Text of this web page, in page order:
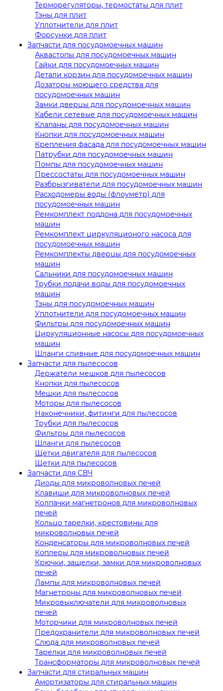
Терморегуляторы, термостаты для плит
Тэны для плит
Уплотнители для плит
Форсунки для плит
Запчасти для посудомоечных машин
Аквастопы для посудомоечных машин
Гайки для посудомоечных машин
Детали корзин для посудомоечных машин
Дозаторы моющего средства для
посудомоечных машин
Замки дверцы для посудомоечных машин
Кабели сетевые для посудомоечных машин
Клапаны для посудомоечных машин
Кнопки для посудомоечных машин
Крепления фасада для посудомоечных машин
Патрубки для посудомоечных машин
Помпы для посудомоечных машин
Прессостаты для посудомоечных машин
Разбрызгиватели для посудомоечных машин
Расходомеры воды (флоуметр) для
посудомоечных машин
Ремкомплект поддона для посудомоечных
машин
Ремкомплект циркуляционого насоса для
посудомоечных машин
Ремкомплекты дверцы для посудомоечных
машин
Сальники для посудомоечных машин
Трубки подачи воды для посудомоечных
машин
Тэны для посудомоечных машин
Уплотнители для посудомоечных машин
Фильтры для посудомоечных машин
Циркуляционные насосы для посудомоечных
машин
Шланги сливные для посудомоечных машин
Запчасти для пылесосов
Держатели мешков для пылесосов
Кнопки для пылесосов
Мешки для пылесосов
Моторы для пылесосов
Наконечники, фитинги для пылесосов
Трубки для пылесосов
Фильтры для пылесосов
Шланги для пылесосов
Щетки двигателя для пылесосов
Щетки для пылесосов
Запчасти для СВЧ
Диоды для микроволновых печей
Клавиши для микроволновых печей
Колпачки магнетронов для микроволновых
печей
Кольцо тарелки, крестовины для
микроволновых печей
Конденсаторы для микроволновых печей
Коплеры для микроволновых печей
Крючки, защелки, замки для микроволновых
печей
Лампы для микроволновых печей
Магнетроны для микроволновых печей
Микровыключатели для микроволновых
печей
Моторчики для микроволновых печей
Предохранители для микроволновых печей
Слюда для микроволновых печей
Тарелки для микроволновых печей
Трансформаторы для микроволновых печей
Запчасти для стиральных машин
Амортизаторы для стиральных машин